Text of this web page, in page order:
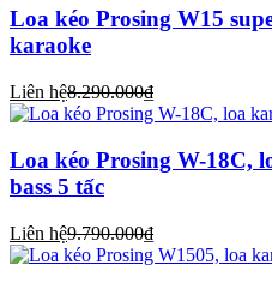
Loa kéo Prosing W15
karaoke
Liên hệ8.290.000₫
Loa kéo Prosing W-18C,
bass 5 tấc
Liên hệ9.790.000₫